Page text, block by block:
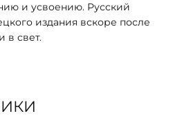
и усвоению. Русский
издания вскоре после
в свет.